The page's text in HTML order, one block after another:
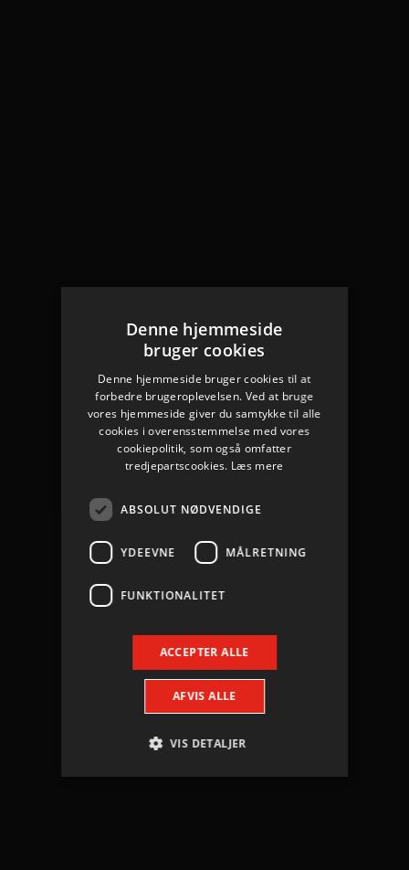
Denne hjemmeside
bruger cookies
Denne hjemmeside bruger cookies til at
forbedre brugeroplevelsen. Ved at bruge
vores hjemmeside giver du samtykke til alle
cookies i overensstemmelse med vores
cookiepolitik, som også omfatter
tredjepartscookies. Læs mere
ABSOLUT NØDVENDIGE
YDEEVNE MÅLRETNING
FUNKTIONALITET
ACCEPTER ALLE
AFVIS ALLE
VIS DETALJER